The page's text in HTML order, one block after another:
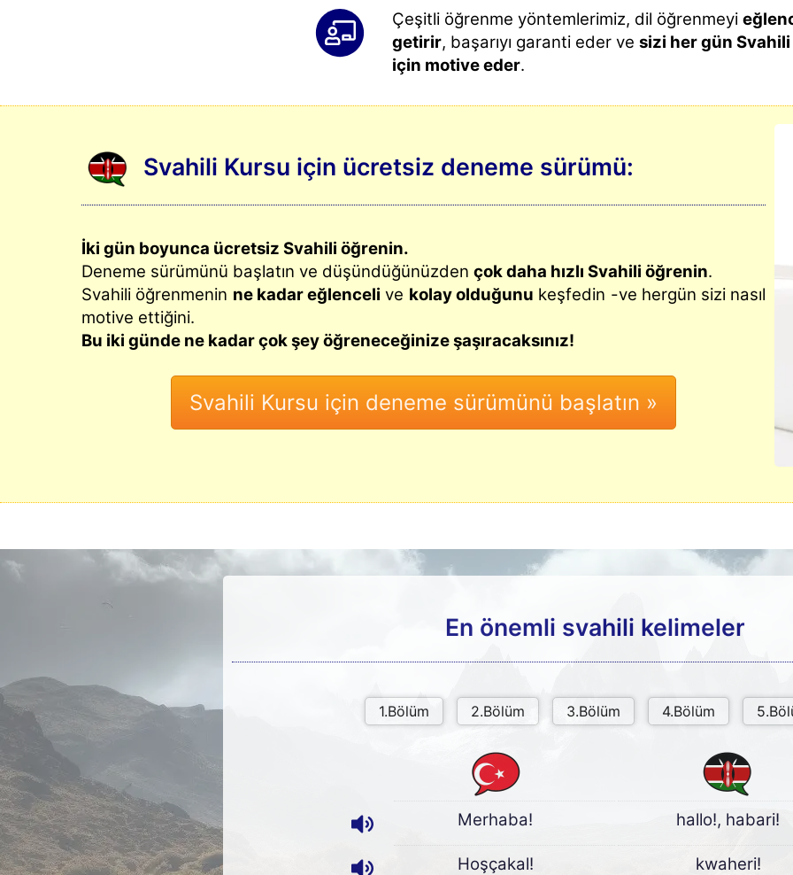
Çeşitli öğrenme yöntemlerimiz, dil öğrenmeyi
getirir, başarıyı garanti eder ve sizi her gün
için motive eder.
Svahili Kursu için ücretsiz deneme sürümü:
İki gün boyunca ücretsiz Svahili öğrenin.
Deneme sürümünü başlatın ve düşündüğünüzden çok daha hızlı Svahili öğrenin.
Svahili öğrenmenin ne kadar eğlenceli ve kolay olduğunu keşfedin -ve hergün sizi nasıl
motive ettiğini.
Bu iki günde ne kadar çok şey öğreneceğinize şaşıracaksınız!
En önemli svahili kelimeler
Merhaba! hallo!, habari!
Hoşçakal! kwaheri!